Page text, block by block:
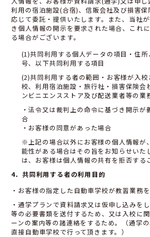
利用の宿泊施設(合宿)、信販会社及び損害
応じて委託・提供いたします。また、当社
き個人情報の開示を要求された場合、これ
る場合がございます。
(1)共同利用する個人データの項目・住
号、以下共同利用する項目
(2)共同利用する者の範囲・お客様が入
校、利用宿泊施設・旅行社・損害保険会
ンビニエンスストア及び配送業者等の業
・法令又は裁判上の命令に基づき開示が
合
・お客様の同意があった場合
※上記の場合以外にお客様の個人情報が
能性がある場合はその旨をお知らせいた
は、お客様は個人情報の共有を拒否する
4．共同利用する者の利用目的
・お客様の指定した自動車学校が教習業務
・通学プランで資料請求又は仮申し込みを
等の必要書類を送付するため、又は入校に
ーンの案内等の諸連絡をするため。（通学
直接自動車学校で行って頂きます。）